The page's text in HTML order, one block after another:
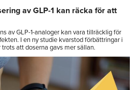
av GLP-1 kan räcka för att
av GLP-1-analoger kan vara tillräcklig för
I en ny studie kvarstod förbättringar i
att doserna gavs mer sällan.